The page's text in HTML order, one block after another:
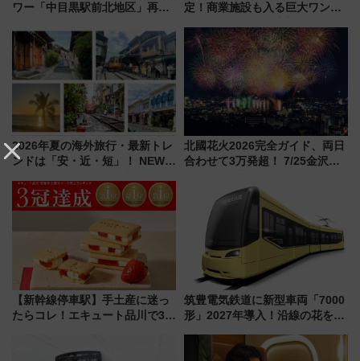
ワー「中目黒駅前北地区」再開
定！商業施設も入る巨大ワンタ
で新型特急が品川･羽田とを結
ぶ！ JR空港駅は2面3線化！
2026年夏の海外旅行・最新トレ
ンドは「安・近・短」！ NEWT
渡航先TOP5とは？ 円安時代の
旅行術
北國花火2026完全ガイド、両日
合わせて3万発超！ 7/25金沢大
会の日程・アクセス・観覧席ま
とめ（石川県）
【新幹線停車駅】手土産に迷っ
たらコレ！エキュート品川で3年
筑豊電気鉄道に新型車両「7000
形」2027年導入！沿線の花をイ
内は落ち着いたゆとりある空間